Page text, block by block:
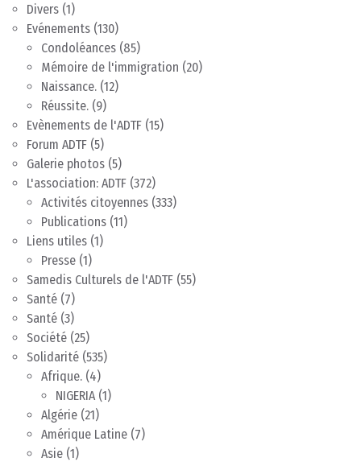
Divers (1)
Evénements (130)
Condoléances (85)
Mémoire de l'immigration (20)
Naissance. (12)
Réussite. (9)
Evènements de l'ADTF (15)
Forum ADTF (5)
Galerie photos (5)
L'association: ADTF (372)
Activités citoyennes (333)
Publications (11)
Liens utiles (1)
Presse (1)
Samedis Culturels de l'ADTF (55)
Santé (7)
Santé (3)
Société (25)
Solidarité (535)
Afrique. (4)
NIGERIA(1)
Algérie (21)
Amérique Latine (7)
Asie (1)